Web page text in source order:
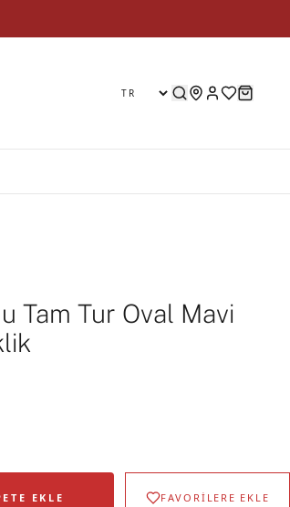
Tam Tur Oval Mavi
EKLE FAVORİLERE EKLE